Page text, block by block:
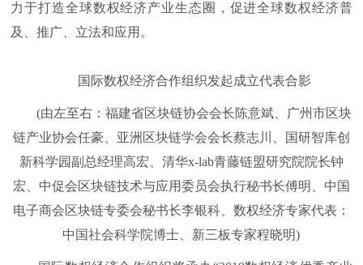
力于打造全球数权经济产业生态圈，促进全球数权经济普
及、推广、立法和应用。
国际数权经济合作组织发起成立代表合影
(由左至右：福建省区块链协会会长陈意斌、广州市区块
链产业协会任豪、亚洲区块链学会会长蔡志川、国研智库创
新科学园副总经理高宏、清华x-lab青藤链盟研究院院长钟
宏、中促会区块链技术与应用委员会执行秘书长傅明、中国
电子商会区块链专委会秘书长李银科、数权经济专家代表：
中国社会科学院博士、新三板专家程晓明)